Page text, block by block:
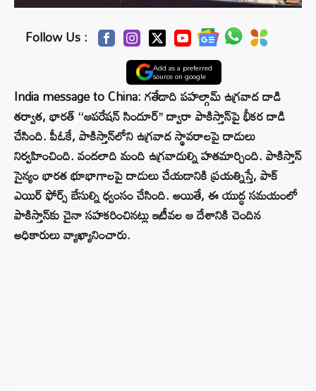
Follow Us :
Add as a preferred
source on google
India message to China: గతేడాది పహల్గామ్ ఉగ్రవాద దాడి
తర్వాత, భారత్ ‘‘ఆపరేషన్ సిందూర్’’ ద్వారా పాకిస్తాన్‌‌పై భీకర దాడి
చేసింది. పీఓకే, పాకిస్తాన్‌లోని ఉగ్రవాద స్థావరాలపై దాడులు
నిర్వహించింది. వందలాది మంది ఉగ్రవాదుల్ని హతమార్చింది. పాకిస్తాన్
సైన్యం భారత భూభాగాలపై దాడులు చేయడానికి ప్రయత్నిస్తే, పాక్
ఎయిర్ ఫోర్స్ బేసుల్ని ధ్వంసం చేసింది. అయితే, ఈ యుద్ధ సమయంలో
పాకిస్తాన్‌కు చైనా సహకరించినట్లు ఇటీవల ఆ దేశానికి చెందిన
అధికారులు వ్యాఖ్యానించారు.